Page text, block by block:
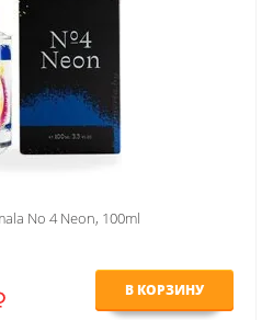
No 4 Neon, 100ml
В КОРЗИНУ